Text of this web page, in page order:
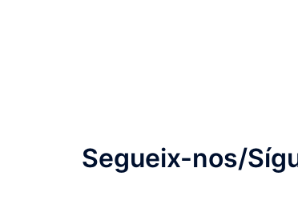
Segueix-nos/